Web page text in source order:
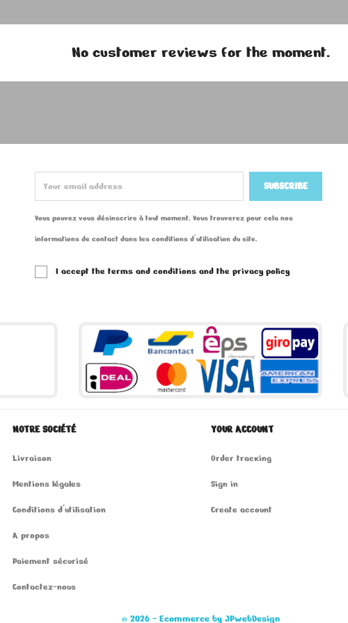
No customer reviews for the moment.
Vous pouvez vous désinscrire à tout moment. Vous trouverez pour cela nos
informations de contact dans les conditions d'utilisation du site.
I accept the terms and conditions and the privacy policy
NOTRE SOCIÉTÉ
Livraison
Mentions légales
Conditions d'utilisation
A propos
Paiement sécurisé
Contactez-nous
YOUR ACCOUNT
Order tracking
Sign in
Create account
© 2026 - Ecommerce by JPwebDesign